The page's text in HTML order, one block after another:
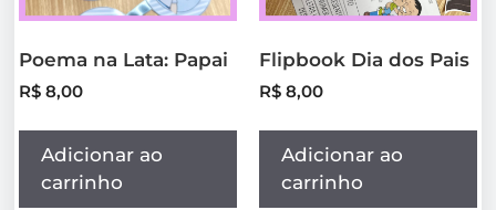
Poema na Lata: Papai
R$ 8,00
Adicionar ao
carrinho
Flipbook Dia dos Pais
R$ 8,00
Adicionar ao
carrinho